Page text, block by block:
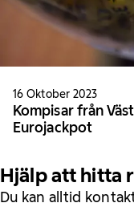
16 Oktober 2023
Kompisar från
Eurojackpot
Hjälp att hitta
Du kan alltid